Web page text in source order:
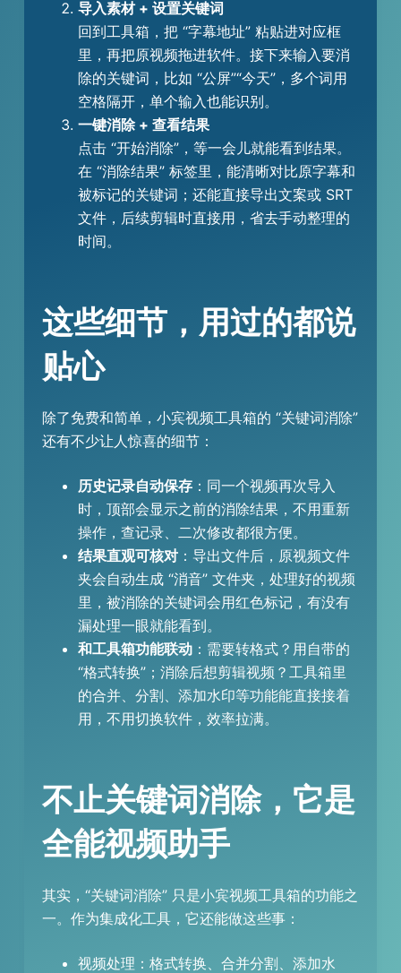
导入素材 + 设置关键词
回到工具箱，把 “字幕地址” 粘贴进对应框
里，再把原视频拖进软件。接下来输入要消
除的关键词，比如 “公屏”“今天”，多个词用
空格隔开，单个输入也能识别。
一键消除 + 查看结果
点击 “开始消除”，等一会儿就能看到结果。
在 “消除结果” 标签里，能清晰对比原字幕和
被标记的关键词；还能直接导出文案或 SRT
文件，后续剪辑时直接用，省去手动整理的
时间。
这些细节，用过的都说
贴心
除了免费和简单，小宾视频工具箱的 “关键词消除”
还有不少让人惊喜的细节：
历史记录自动保存：同一个视频再次导入
时，顶部会显示之前的消除结果，不用重新
操作，查记录、二次修改都很方便。
结果直观可核对：导出文件后，原视频文件
夹会自动生成 “消音” 文件夹，处理好的视频
里，被消除的关键词会用红色标记，有没有
漏处理一眼就能看到。
和工具箱功能联动：需要转格式？用自带的
“格式转换”；消除后想剪辑视频？工具箱里
的合并、分割、添加水印等功能能直接接着
用，不用切换软件，效率拉满。
不止关键词消除，它是
全能视频助手
其实，“关键词消除” 只是小宾视频工具箱的功能之
一。作为集成化工具，它还能做这些事：
视频处理：格式转换、合并分割、添加水